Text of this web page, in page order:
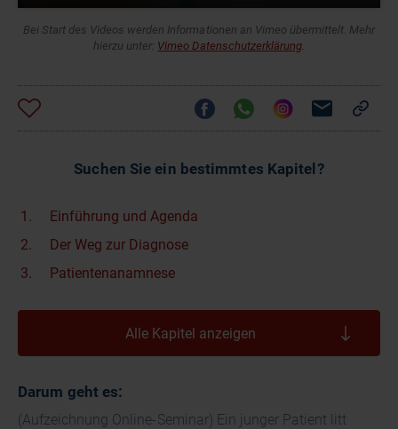
Bei Start des Videos werden Informationen an Vimeo übermittelt. Mehr
hierzu unter: Vimeo Datenschutzerklärung.
Suchen Sie ein bestimmtes Kapitel?
Einführung und Agenda
Der Weg zur Diagnose
Patientenanamnese
Alle Kapitel anzeigen
Darum geht es:
(Aufzeichnung Online-Seminar) Ein junger Patient litt